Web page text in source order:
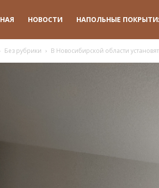
НОВОСТИ НАПОЛЬНЫЕ
Без рубрики В Новосибирской области